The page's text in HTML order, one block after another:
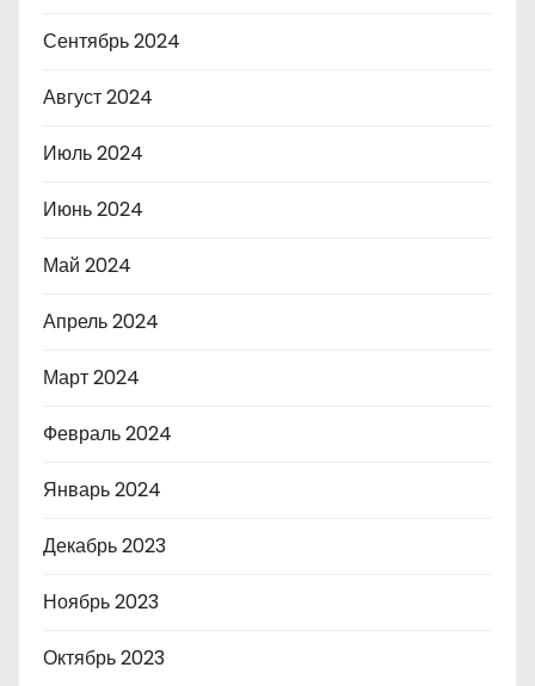
Сентябрь 2024
Август 2024
Июль 2024
Июнь 2024
Май 2024
Апрель 2024
Март 2024
Февраль 2024
Январь 2024
Декабрь 2023
Ноябрь 2023
Октябрь 2023